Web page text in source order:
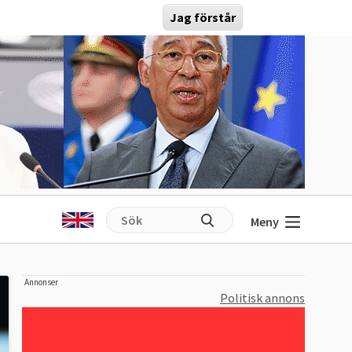
Jag förstår
Meny
Annonser
Politisk annons